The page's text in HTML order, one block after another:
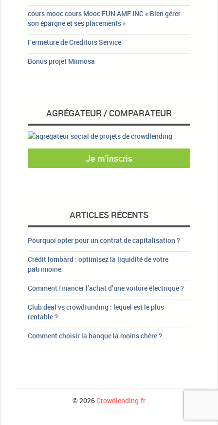
cours mooc cours Mooc FUN AMF INC « Bien gérer
son épargne et ses placements »
Fermeture de Creditors Service
Bonus projet Miimosa
AGRÉGATEUR / COMPARATEUR
Je m'inscris
ARTICLES RÉCENTS
Pourquoi opter pour un contrat de capitalisation ?
Crédit lombard : optimisez la liquidité de votre
patrimoine
Comment financer l’achat d’une voiture électrique ?
Club deal vs crowdfunding : lequel est le plus
rentable ?
Comment choisir la banque la moins chère ?
© 2026Crowdlending.fr